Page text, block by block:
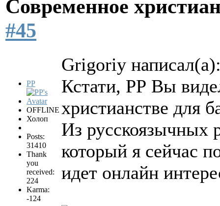
Современное
#45
PP
OFFLINE
Холоп
Posts:
31410
Thank
you
received:
224
Karma:
-124
Grigoriy
Кстати, РР Вы
христианстве для
Из русскоязычных
который я сейчас
идет онлайн